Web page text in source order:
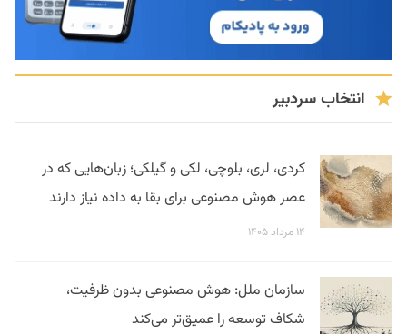
انتخاب سردبیر
کردی، لری، بلوچی، لکی و گیلکی؛ زبان‌هایی که در
عصر هوش مصنوعی برای بقا به داده نیاز دارند
۱۴ مرداد ۱۴۰۵
سازمان ملل: هوش مصنوعی بدون ظرفیت،
شکاف توسعه را عمیق‌تر می‌کند